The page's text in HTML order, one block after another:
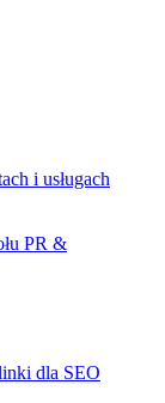
i usługach
PR &
dla SEO